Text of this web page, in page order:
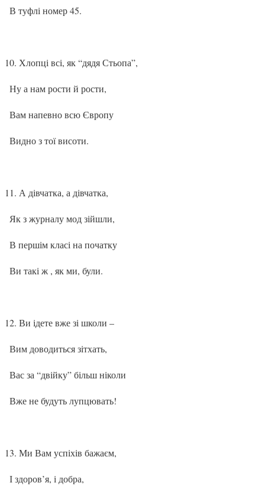
В туфлі номер 45.
Хлопці всі, як “дядя Стьопа”,
Ну а нам рости й рости,
Вам напевно всю Європу
Видно з тої висоти.
А дівчатка, а дівчатка,
Як з журналу мод зійшли,
В першім класі на початку
Ви такі ж , як ми, були.
Ви ідете вже зі школи –
Вим доводиться зітхать,
Вас за “двійку” більш ніколи
Вже не будуть лупцювать!
Ми Вам успіхів бажаєм,
І здоров’я, і добра,